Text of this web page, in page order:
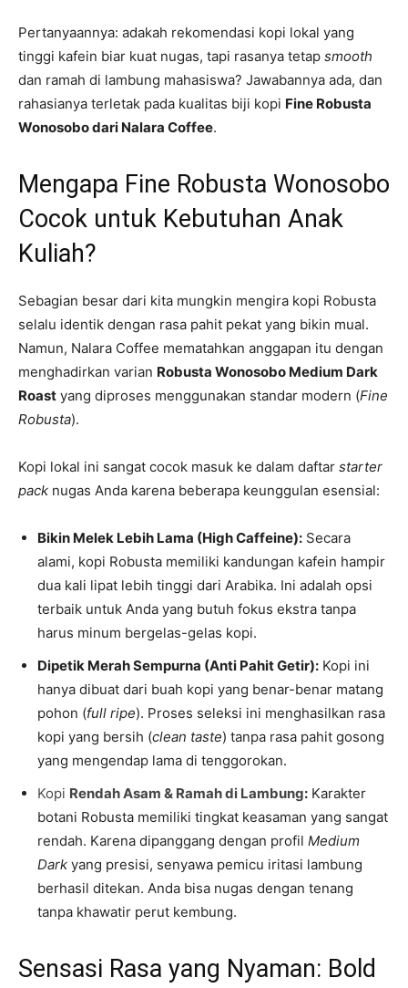
Pertanyaannya: adakah rekomendasi kopi lokal yang
tinggi kafein biar kuat nugas, tapi rasanya tetap smooth
dan ramah di lambung mahasiswa? Jawabannya ada, dan
rahasianya terletak pada kualitas biji kopi Fine Robusta
Wonosobo dari Nalara Coffee.
Mengapa Fine Robusta Wonosobo
Cocok untuk Kebutuhan Anak
Kuliah?
Sebagian besar dari kita mungkin mengira kopi Robusta
selalu identik dengan rasa pahit pekat yang bikin mual.
Namun, Nalara Coffee mematahkan anggapan itu dengan
menghadirkan varian Robusta Wonosobo Medium Dark
Roast yang diproses menggunakan standar modern (Fine
Robusta).
Kopi lokal ini sangat cocok masuk ke dalam daftar starter
pack nugas Anda karena beberapa keunggulan esensial:
Bikin Melek Lebih Lama (High Caffeine): Secara
alami, kopi Robusta memiliki kandungan kafein hampir
dua kali lipat lebih tinggi dari Arabika. Ini adalah opsi
terbaik untuk Anda yang butuh fokus ekstra tanpa
harus minum bergelas-gelas kopi.
Dipetik Merah Sempurna (Anti Pahit Getir): Kopi ini
hanya dibuat dari buah kopi yang benar-benar matang
pohon (full ripe). Proses seleksi ini menghasilkan rasa
kopi yang bersih (clean taste) tanpa rasa pahit gosong
yang mengendap lama di tenggorokan.
Kopi Rendah Asam & Ramah di Lambung: Karakter
botani Robusta memiliki tingkat keasaman yang sangat
rendah. Karena dipanggang dengan profil Medium
Dark yang presisi, senyawa pemicu iritasi lambung
berhasil ditekan. Anda bisa nugas dengan tenang
tanpa khawatir perut kembung.
Sensasi Rasa yang Nyaman: Bold